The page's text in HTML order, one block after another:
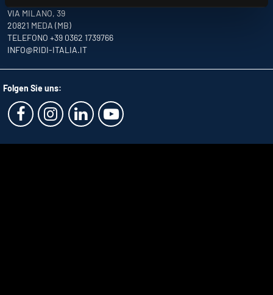
VIA MILANO, 39
20821 MEDA (MB)
TELEFONO +39 0362 1739766
INFO@RIDI-ITALIA.IT
Folgen Sie uns: